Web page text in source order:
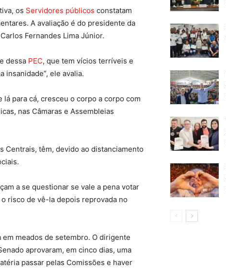
os Servidores públicos constatam
A avaliação é do presidente da
Fernandes Lima Júnior.
dessa PEC, que tem vícios terríveis e
insanidade”, ele avalia.
para cá, cresceu o corpo a corpo com
nas Câmaras e Assembleias
Centrais, têm, devido ao distanciamento
a se questionar se vale a pena votar
risco de vê-la depois reprovada no
meados de setembro. O dirigente
aprovaram, em cinco dias, uma
passar pelas Comissões e haver